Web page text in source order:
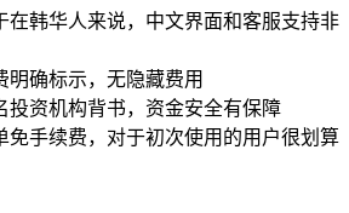
在韩华人来说，中文界面和客服支持非
明确标示，无隐藏费用
投资机构背书，资金安全有保障
免手续费，对于初次使用的用户很划算